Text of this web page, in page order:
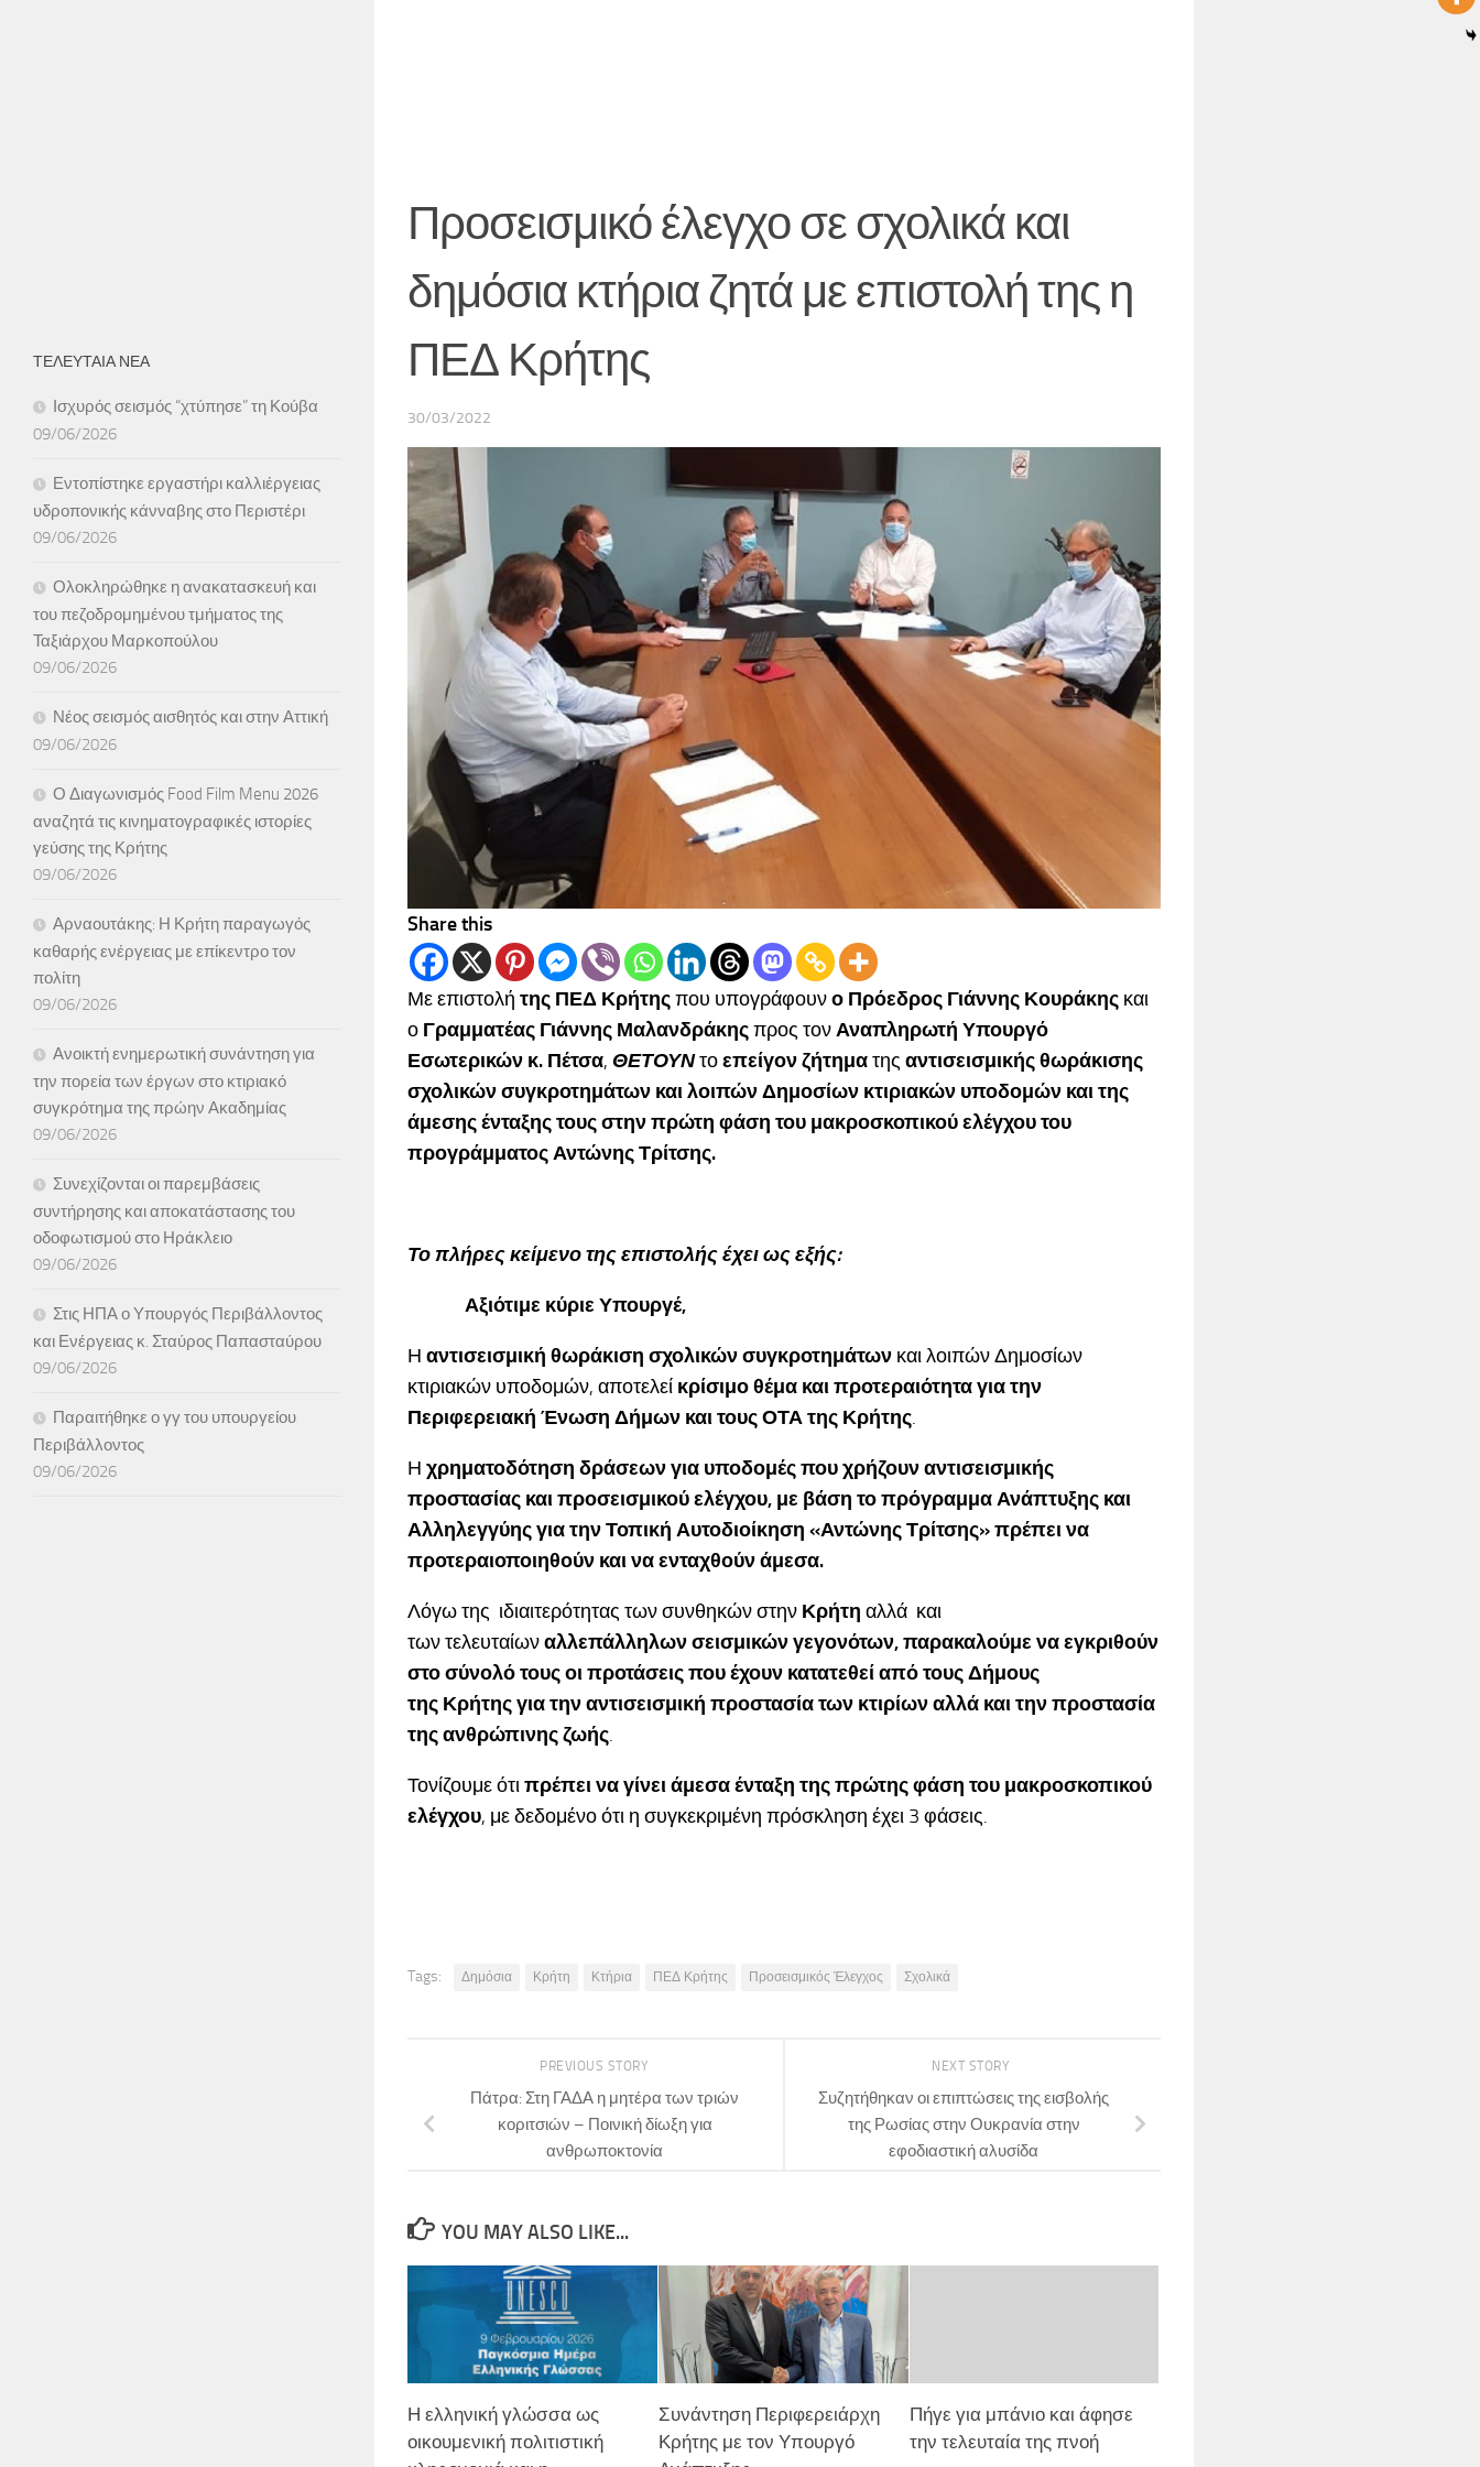
Προσεισμικό έλεγχο σε σχολικά και
δημόσια κτήρια ζητά με επιστολή της η
ΠΕΔ Κρήτης
30/03/2022
Share this
Με επιστολή της ΠΕΔ Κρήτηςπου υπογράφουνο Πρόεδρος Γιάννης Κουράκης και
ο Γραμματέας Γιάννης Μαλανδράκηςπρος τονΑναπληρωτή Υπουργό
Εσωτερικών κ. Πέτσα, ΘΕΤΟΥΝτοεπείγον ζήτηματης αντισεισμικής θωράκισης
σχολικών συγκροτημάτων και λοιπών Δημοσίων κτιριακών υποδομών και της
άμεσης ένταξης τους στην πρώτη φάση του μακροσκοπικού ελέγχου του
προγράμματος Αντώνης Τρίτσης.
Το πλήρες κείμενο της επιστολής έχει ως εξής:
Αξιότιμε κύριε Υπουργέ,
Η αντισεισμική θωράκιση σχολικών συγκροτημάτων και λοιπών Δημοσίων
κτιριακών υποδομών, αποτελεί κρίσιμο θέμα και προτεραιότητα για την
Περιφερειακή Ένωση Δήμων και τους ΟΤΑ της Κρήτης.
Η χρηματοδότηση δράσεων για υποδομές που χρήζουν αντισεισμικής
προστασίας και προσεισμικού ελέγχου, με βάση το πρόγραμμα Ανάπτυξης και
Αλληλεγγύης για την Τοπική Αυτοδιοίκηση «Αντώνης Τρίτσης» πρέπει να
προτεραιοποιηθούν και να ενταχθούν άμεσα.
Λόγω της ιδιαιτερότητας των συνθηκών στην Κρήτη αλλά και
των τελευταίωναλλεπάλληλων σεισμικών γεγονότων, παρακαλούμε να εγκριθούν
στο σύνολό τους οι προτάσεις που έχουν κατατεθεί από τους Δήμους
της Κρήτης για την αντισεισμική προστασία των κτιρίων αλλά και την προστασία
της ανθρώπινης ζωής.
Τονίζουμε ότιπρέπει να γίνει άμεσα ένταξη της πρώτης φάση του μακροσκοπικού
ελέγχου, με δεδομένο ότι η συγκεκριμένη πρόσκληση έχει 3 φάσεις.
Tags: Δημόσια Κρήτη Κτήρια ΠΕΔ Κρήτης Προσεισμικός Έλεγχος Σχολικά
NEXT STORY
Συζητήθηκαν οι επιπτώσεις της εισβολής
της Ρωσίας στην Ουκρανία στην
εφοδιαστική αλυσίδα
PREVIOUS STORY
Πάτρα: Στη ΓΑΔΑ η μητέρα των τριών
κοριτσιών – Ποινική δίωξη για
ανθρωποκτονία
YOU MAY ALSO LIKE...
Η ελληνική γλώσσα ως
οικουμενική πολιτιστική
Συνάντηση Περιφερειάρχη
Κρήτης με τον Υπουργό
Πήγε για μπάνιο και άφησε
την τελευταία της πνοή
ΤΕΛΕΥΤΑΙΑ ΝΕΑ
Ισχυρός σεισμός “χτύπησε” τη Κούβα
09/06/2026
Εντοπίστηκε εργαστήρι καλλιέργειας
υδροπονικής κάνναβης στο Περιστέρι
09/06/2026
Ολοκληρώθηκε η ανακατασκευή και
του πεζοδρομημένου τμήματος της
Ταξιάρχου Μαρκοπούλου
09/06/2026
Νέος σεισμός αισθητός και στην Αττική
09/06/2026
Ο Διαγωνισμός Food Film Menu 2026
αναζητά τις κινηματογραφικές ιστορίες
γεύσης της Κρήτης
09/06/2026
Αρναουτάκης: Η Κρήτη παραγωγός
καθαρής ενέργειας με επίκεντρο τον
πολίτη
09/06/2026
Ανοικτή ενημερωτική συνάντηση για
την πορεία των έργων στο κτιριακό
συγκρότημα της πρώην Ακαδημίας
09/06/2026
Συνεχίζονται οι παρεμβάσεις
συντήρησης και αποκατάστασης του
οδοφωτισμού στο Ηράκλειο
09/06/2026
Στις ΗΠΑ ο Υπουργός Περιβάλλοντος
και Ενέργειας κ. Σταύρος Παπασταύρου
09/06/2026
Παραιτήθηκε ο γγ του υπουργείου
Περιβάλλοντος
09/06/2026